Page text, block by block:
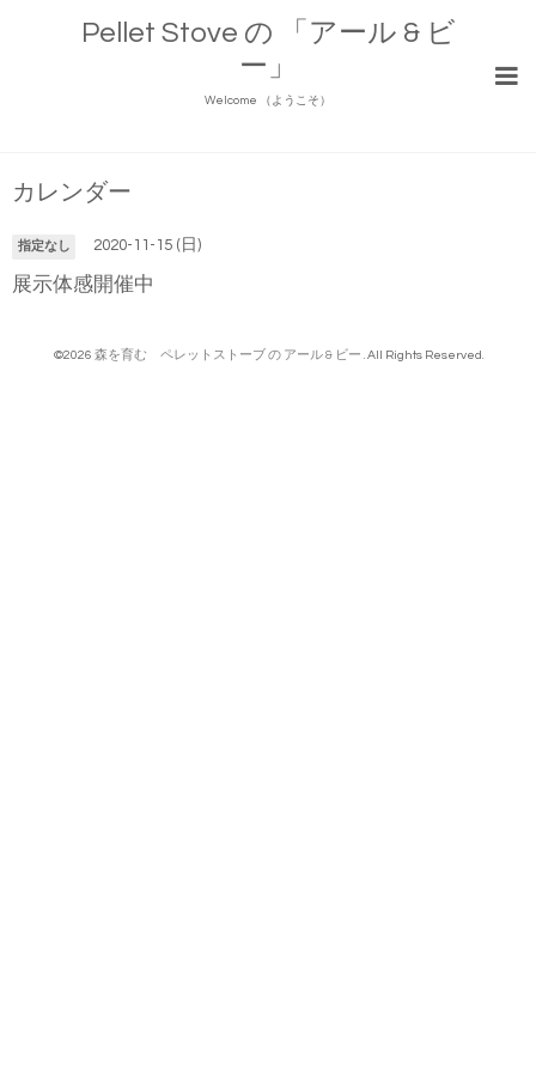
Pellet Stove の 「アール & ビ
ー」
Welcome （ようこそ）
カレンダー
指定なし 2020-11-15 (日)
展示体感開催中
©2026 森を育む ペレットストーブ の アール & ビー . All Rights Reserved.